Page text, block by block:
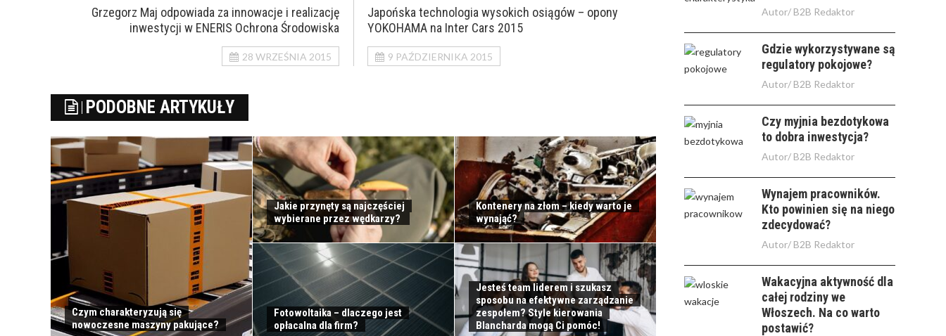
Grzegorz Maj odpowiada za innowacje i realizację
inwestycji w ENERIS Ochrona Środowiska
28 WRZEŚNIA 2015
Japońska technologia wysokich osiągów – opony
YOKOHAMA na Inter Cars 2015
9 PAŹDZIERNIKA 2015
PODOBNE ARTYKUŁY
Czym charakteryzują się
nowoczesne maszyny pakujące?
Jakie przynęty są najczęściej
wybierane przez wędkarzy?
Kontenery na złom – kiedy warto je
wynająć?
Fotowoltaika – dlaczego jest
opłacalna dla firm?
Jesteś team liderem i szukasz
sposobu na efektywne zarządzanie
zespołem? Style kierowania
Blancharda mogą Ci pomóc!
Autor/ B2B Redaktor
Gdzie wykorzystywane są
regulatory pokojowe?
Autor/ B2B Redaktor
Czy myjnia bezdotykowa
to dobra inwestycja?
Autor/ B2B Redaktor
Wynajem pracowników.
Kto powinien się na niego
zdecydować?
Autor/ B2B Redaktor
Wakacyjna aktywność dla
całej rodziny we
Włoszech. Na co warto
postawić?